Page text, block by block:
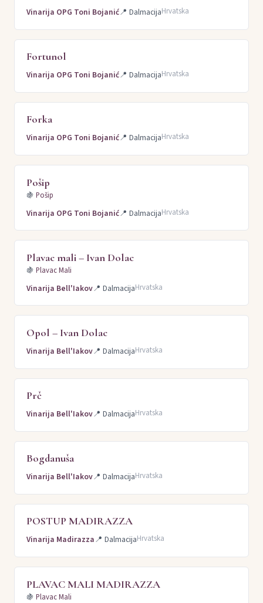
Vinarija OPG Toni Bojanić📍 DalmacijaHrvatska
Fortunol
Vinarija OPG Toni Bojanić📍 DalmacijaHrvatska
Forka
Vinarija OPG Toni Bojanić📍 DalmacijaHrvatska
Pošip
🍇 Pošip
Vinarija OPG Toni Bojanić📍 DalmacijaHrvatska
Plavac mali – Ivan Dolac
🍇 Plavac Mali
Vinarija Bell'Iakov📍 DalmacijaHrvatska
Opol – Ivan Dolac
Vinarija Bell'Iakov📍 DalmacijaHrvatska
Prč
Vinarija Bell'Iakov📍 DalmacijaHrvatska
Bogdanuša
Vinarija Bell'Iakov📍 DalmacijaHrvatska
POSTUP MADIRAZZA
Vinarija Madirazza📍 DalmacijaHrvatska
PLAVAC MALI MADIRAZZA
🍇 Plavac Mali